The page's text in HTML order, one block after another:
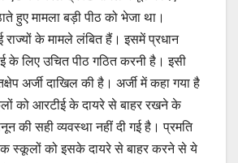
हुए मामला बड़ी पीठ को भेजा था।
राज्यों के मामले लंबित हैं। इसमें प्रधान
के लिए उचित पीठ गठित करनी है। इसी
अर्जी दाखिल की है। अर्जी में कहा गया है
को आरटीई के दायरे से बाहर रखने के
की सही व्यवस्था नहीं दी गई है। प्रमति
स्कूलों को इसके दायरे से बाहर करने से ये